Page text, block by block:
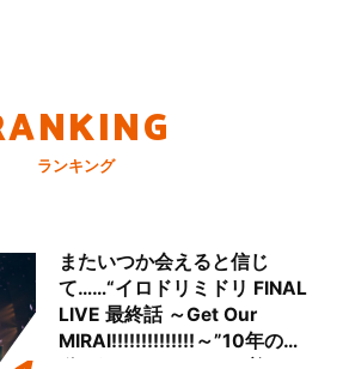
ランキング
またいつか会えると信じ
て……“イロドリミドリ FINAL
LIVE 最終話 ～Get Our
MIRAI!!!!!!!!!!!!!!～”10年の活